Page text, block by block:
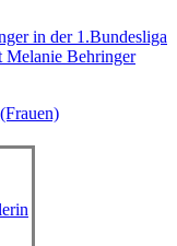
in der 1.Bundesliga
Melanie Behringer